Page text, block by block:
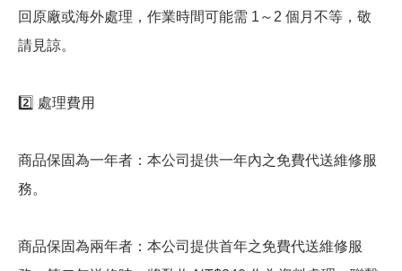
回原廠或海外處理，作業時間可能需 1～2 個月不等，敬
請見諒。
2️⃣ 處理費用
商品保固為一年者：本公司提供一年內之免費代送維修服
務。
商品保固為兩年者：本公司提供首年之免費代送維修服